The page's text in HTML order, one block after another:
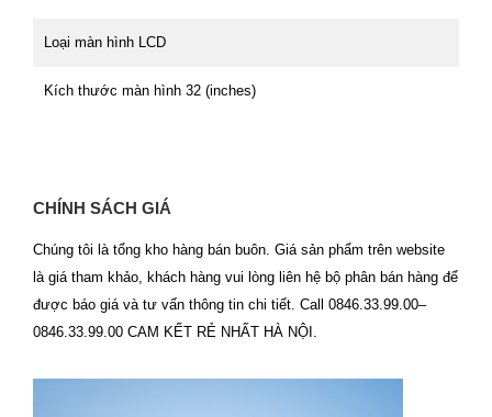
Loại màn hình LCD
Kích thước màn hình 32 (inches)
CHÍNH SÁCH GIÁ
Chúng tôi là tổng kho hàng bán buôn. Giá sản phẩm trên website
là giá tham khảo, khách hàng vui lòng liên hệ bộ phân bán hàng để
được báo giá và tư vấn thông tin chi tiết. Call 0846.33.99.00–
0846.33.99.00 CAM KẾT RẺ NHẤT HÀ NỘI.